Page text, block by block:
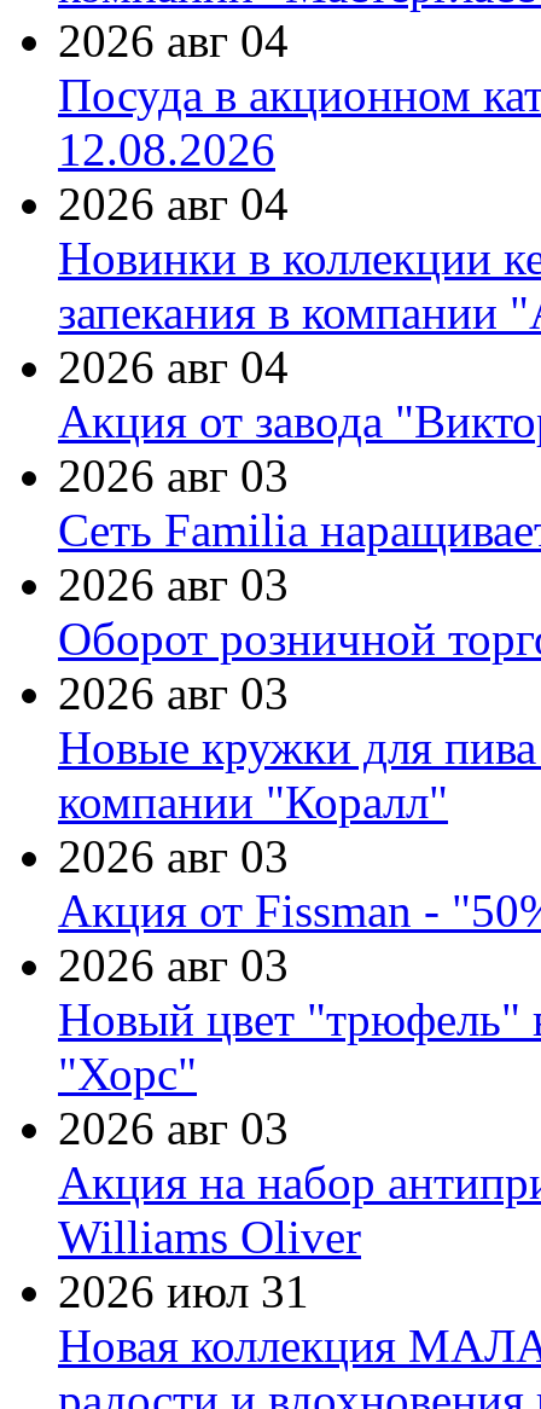
2026 авг 04
Посуда в акционном
12.08.2026
2026 авг 04
Новинки в коллекции
запекания в компании
2026 авг 04
Акция от завода
2026 авг 03
Сеть Familia
2026 авг 03
Оборот розничной
2026 авг 03
Новые кружки для
компании "Коралл"
2026 авг 03
Акция от Fissman -
2026 авг 03
Новый цвет "трюфель"
"Хорс"
2026 авг 03
Акция на набор
Williams Oliver
2026 июл 31
Новая коллекция